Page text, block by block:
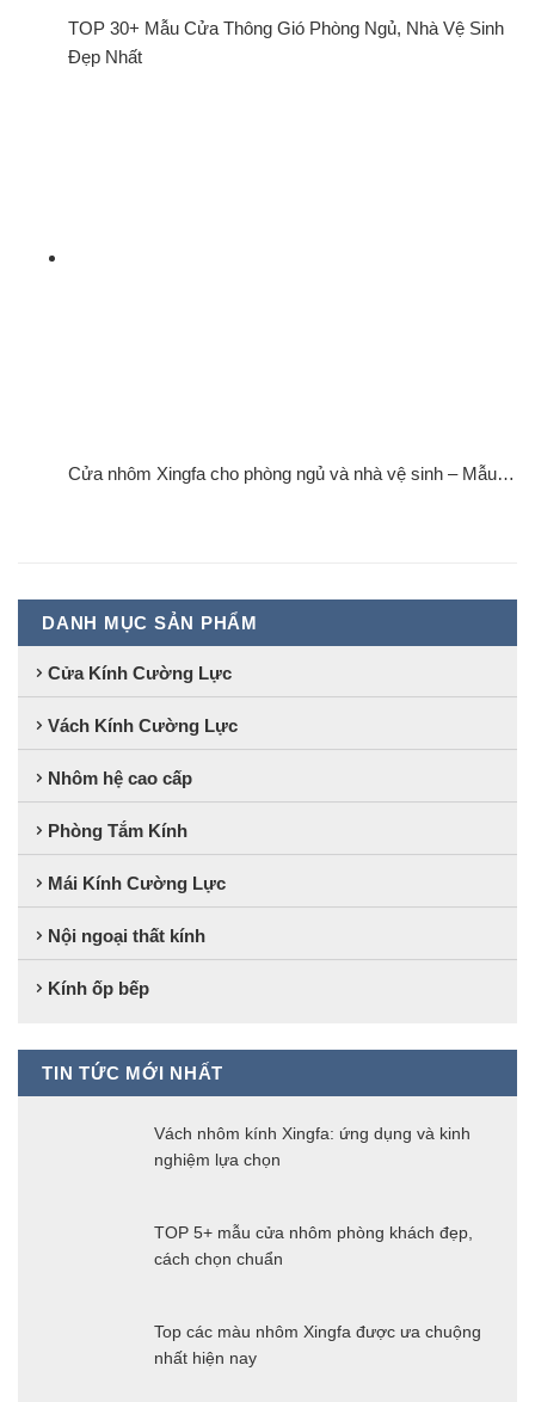
DANH MỤC SẢN PHẨM
Cửa Kính Cường Lực
Vách Kính Cường Lực
Nhôm hệ cao cấp
Phòng Tắm Kính
Mái Kính Cường Lực
Nội ngoại thất kính
Kính ốp bếp
TIN TỨC MỚI NHẤT
Vách nhôm kính Xingfa: ứng dụng và kinh
nghiệm lựa chọn
TOP 5+ mẫu cửa nhôm phòng khách đẹp,
cách chọn chuẩn
Top các màu nhôm Xingfa được ưa chuộng
nhất hiện nay
TOP 30+ Mẫu Cửa Thông Gió Phòng Ngủ, Nhà Vệ Sinh
Đẹp Nhất
Cửa nhôm Xingfa cho phòng ngủ và nhà vệ sinh – Mẫu…